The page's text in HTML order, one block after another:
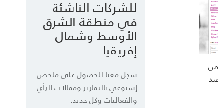
للشركات الناشئة
في منطقة الشرق
الأوسط وشمال
إفريقيا
سجل معنا للحصول على ملخص
إسبوعي بالتقارير ومقالات الرأي
والفعاليات وكل جديد.